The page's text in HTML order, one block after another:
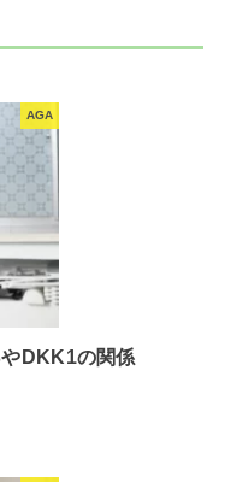
AGA
DKK1の関係